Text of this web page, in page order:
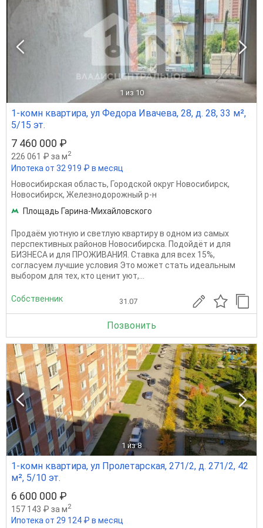
1 из 10
1-комн квартира, ул Федора Ивачева, 28, д. 28, 33 м²,
5/15 эт.
7 460 000 ₽
226 061 ₽ за м2
Ипотека от 32 919 ₽ в месяц
Новосибирская область, Городской округ Новосибирск,
Новосибирск, Железнодорожный р-н
Площадь Гарина-Михайловского
Продаём уютную и светлую квартиру в одном из самых
перспективных районов Hoвoсибиpcкa. Подойдёт и для
БИЗНEСА и для ПРОЖИВAНИЯ. Ставка для всех 15%,
согласуем лучшие условия Это может стать идеальным
выбором для тех, кто ценит уют,...
Собственник 31.07
Позвонить
1 из 8
1-комн квартира, ул Пролетарская, 271/2, д. 271/2, 42
м², 5/10 эт.
6 600 000 ₽
157 143 ₽ за м2
Ипотека от 29 124 ₽ в месяц